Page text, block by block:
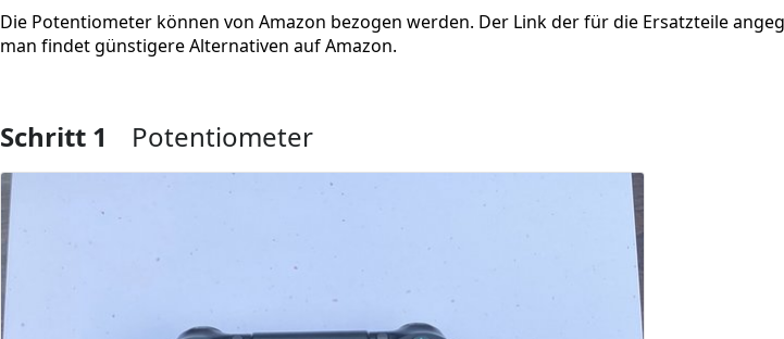
Die Potentiometer können von Amazon bezogen werden. Der Link der für die Ersatzteile
man findet günstigere Alternativen auf Amazon.
Schritt 1 Potentiometer